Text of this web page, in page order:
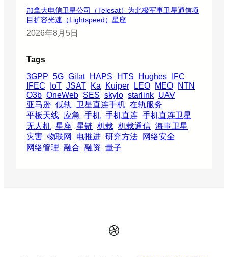
加拿大电信卫星公司（Telesat）为北极军事卫星通信项
目扩容光速（Lightspeed）星座
2026年8月5日
Tags
3GPP 5G Gilat HAPS HTS Hughes
IFC
IFEC
IoT JSAT Ka Kuiper LEO MEO
NTN
O3b OneWeb SES skylo starlink UAV
亚马逊 低轨 卫星直连手机 在轨服务
平板天线 应急 手机 手机直连 手机直连卫星
无人机 星座 星链 机载 机载通信 海事卫星
灾害 物联网 电推进 研究方法
网络安全
网络管理 融合 融资 量子
Dribbble